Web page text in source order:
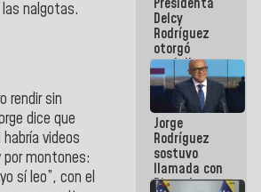
nalgotas.
rendir sin
dice que
videos
por montones:
sí leo”, con el
abordar
planes de
acción
Delcy
Rodríguez
otorgó
medalla
"Héroe de
Venezuela"
a servidores
públicos
Jorge
Rodríguez
sostuvo
llamada con
Dinorah